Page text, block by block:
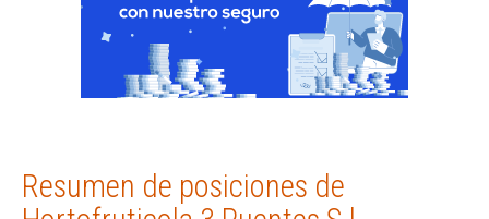
Resumen de posiciones de